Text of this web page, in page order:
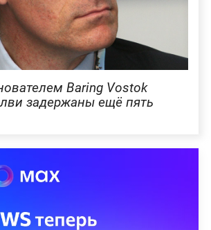
Baring Vostok
задержаны ещё пять